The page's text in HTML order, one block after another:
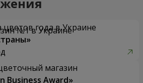
цветов года в Украине
магазин
Business Award»